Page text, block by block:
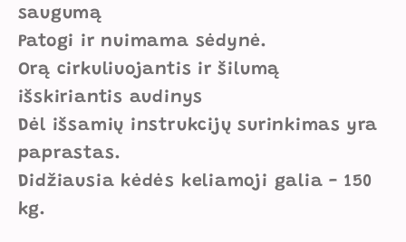
saugumą
Patogi ir nuimama sėdynė.
Orą cirkuliuojantis ir šilumą
išskiriantis audinys
Dėl išsamių instrukcijų surinkimas yra
paprastas.
Didžiausia kėdės keliamoji galia - 150
kg.